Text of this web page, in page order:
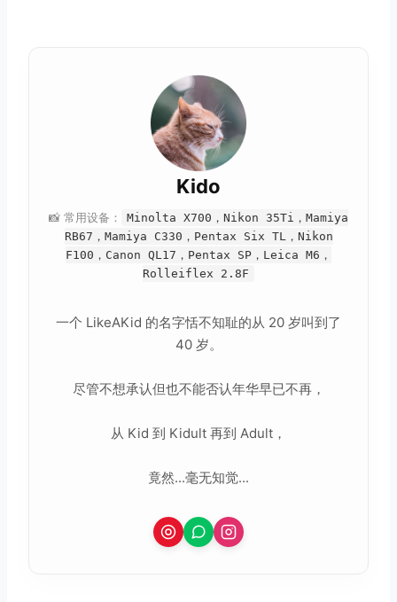
Kido
📸 常用设备：
Minolta X700，Nikon 35Ti，Mamiya
RB67，Mamiya C330，Pentax Six TL，Nikon
F100，Canon QL17，Pentax SP，Leica M6，
Rolleiflex 2.8F
一个 LikeAKid 的名字恬不知耻的从 20 岁叫到了
40 岁。
尽管不想承认但也不能否认年华早已不再，
从 Kid 到 Kidult 再到 Adult，
竟然...毫无知觉...